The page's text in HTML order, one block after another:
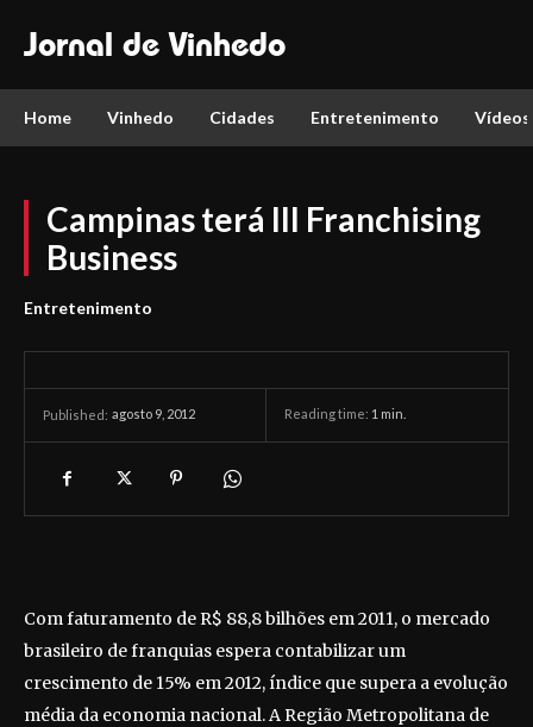
Jornal de Vinhedo
Home Vinhedo Cidades Entretenimento Vídeos
Campinas terá III Franchising
Business
Entretenimento
Published: agosto 9, 2012 Reading time: 1 min.
Com faturamento de R$ 88,8 bilhões em 2011, o mercado
brasileiro de franquias espera contabilizar um
crescimento de 15% em 2012, índice que supera a evolução
média da economia nacional. A Região Metropolitana de